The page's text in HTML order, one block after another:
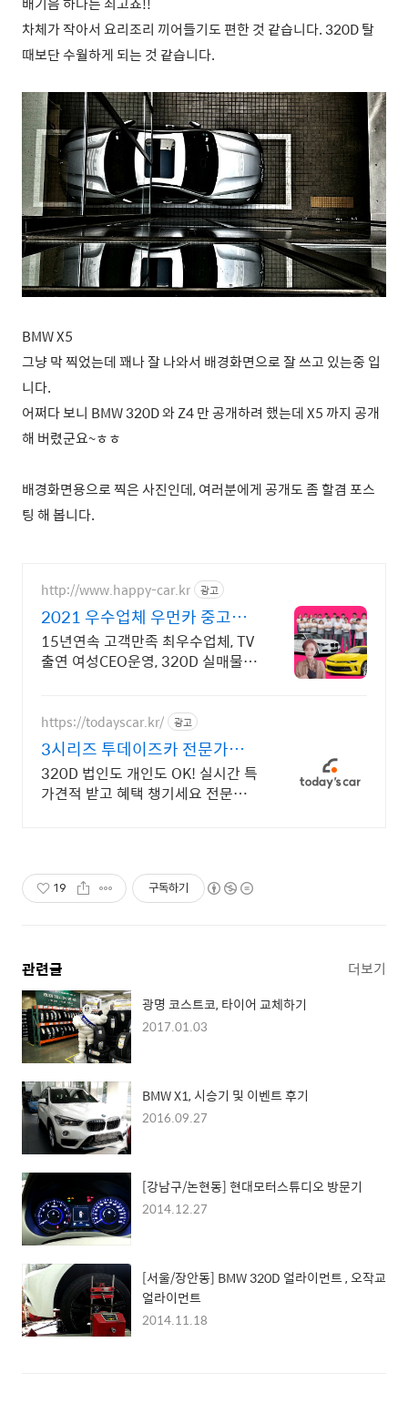
차체가 작아서 요리조리 끼어들기도 편한 것 같습니다. 320D 탈
때보단 수월하게 되는 것 같습니다.
BMW X5
그냥 막 찍었는데 꽤나 잘 나와서 배경화면으로 잘 쓰고 있는중 입
니다.
어쩌다 보니 BMW 320D 와 Z4 만 공개하려 했는데 X5 까지 공개
해 버렸군요~ㅎㅎ
배경화면용으로 찍은 사진인데, 여러분에게 공개도 좀 할겸 포스
팅 해 봅니다.
http://www.happy-car.kr 광고
2021 우수업체 우먼카 중고차
는 최우수모범업체에서!
15년연속 고객만족 최우수업체, TV
출연 여성CEO운영, 320D 실매물 5
지"
https://todayscar.kr/ 광고
3시리즈 투데이즈카 전문가의
1:1 맞춤 컨설팅
320D 법인도 개인도 OK! 실시간 특
가견적 받고 혜택 챙기세요 전문가
19 구독하기
관련글 더보기
광명 코스트코, 타이어 교체하기
2017.01.03
BMW X1, 시승기 및 이벤트 후기
2016.09.27
[강남구/논현동] 현대모터스튜디오 방문기
2014.12.27
[서울/장안동] BMW 320D 얼라이먼트 , 오작교
얼라이먼트
2014.11.18